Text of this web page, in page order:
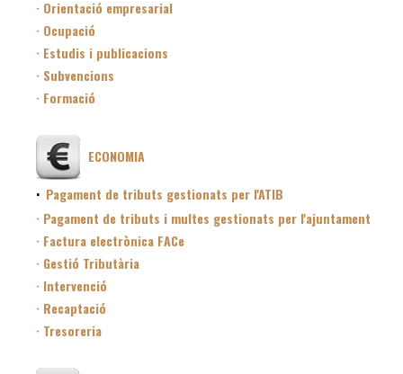
· Orientació empresarial
· Ocupació
· Estudis i publicacions
· Subvencions
· Formació
ECONOMIA
· Pagament de tributs gestionats per l'ATIB
· Pagament de tributs i multes gestionats per l'ajuntament
· Factura electrònica FACe
· Gestió Tributària
· Intervenció
· Recaptació
· Tresoreria